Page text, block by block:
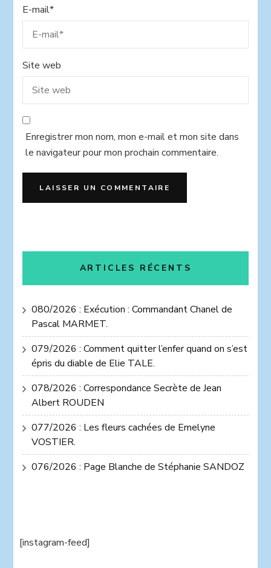
E-mail*
Site web
Enregistrer mon nom, mon e-mail et mon site dans
le navigateur pour mon prochain commentaire.
ARTICLES RÉCENTS
080/2026 : Exécution : Commandant Chanel de
Pascal MARMET.
079/2026 : Comment quitter l’enfer quand on s’est
épris du diable de Elie TALE.
078/2026 : Correspondance Secrète de Jean
Albert ROUDEN
077/2026 : Les fleurs cachées de Emelyne
VOSTIER.
076/2026 : Page Blanche de Stéphanie SANDOZ
[instagram-feed]